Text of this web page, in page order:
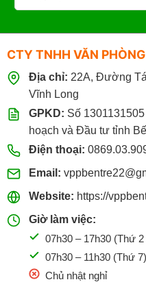
CTY TNHH VĂN
Địa chỉ: 22A, Đường
Vĩnh Long
GPKD: Số
hoạch và Đầu tư tỉnh
Điện thoại:
Email:
Website: https://
Giờ làm việc:
07h30 – 17h30 (Thứ
07h30 – 11h30 (Thứ 7)
Chủ nhật nghỉ